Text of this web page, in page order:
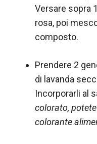
Versare sopra
rosa, poi
composto.
Prendere 2
di lavanda
Incorporarli al
colorato,
colorante